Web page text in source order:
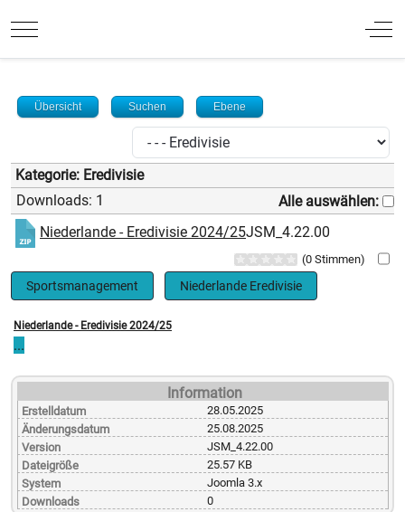
Mobile Menu Toggle Off-
Übersicht Suchen Ebene
Kategorie: Eredivisie
Alle auswählen:
Downloads: 1
Niederlande - Eredivisie 2024/25JSM_4.22.00
(0 Stimmen)
Sportsmanagement Niederlande Eredivisie
Niederlande - Eredivisie 2024/25
...
Information
Erstelldatum
28.05.2025
Änderungsdatum
25.08.2025
Version
JSM_4.22.00
Dateigröße
25.57 KB
System
Joomla 3.x
Downloads
0